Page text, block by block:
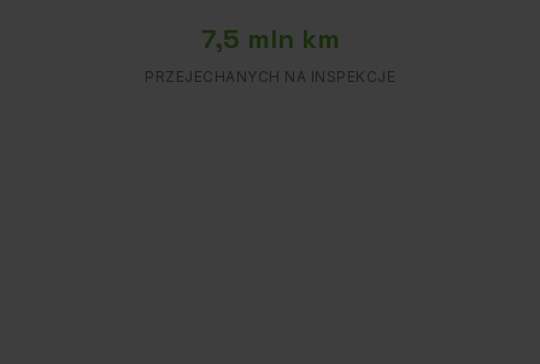
7,5 mln km
PRZEJECHANYCH NA INSPEKCJE